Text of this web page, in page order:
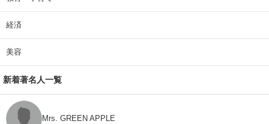
経済
美容
新着著名人一覧
Mrs. GREEN APPLE